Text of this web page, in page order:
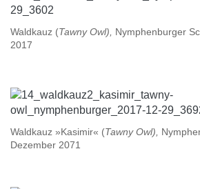
Waldkauz (Tawny Owl), Nymphenburger
2017
Waldkauz »Kasimir« (Tawny Owl),
Dezember 2071